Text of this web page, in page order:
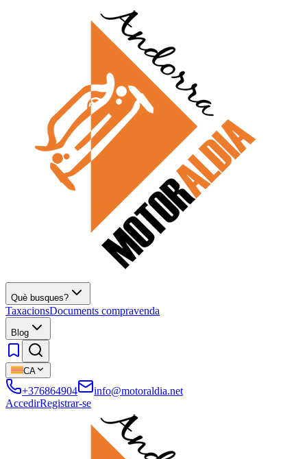
Què busques?
TaxacionsDocuments compravenda
Blog
CA
+376864904
info@motoraldia.net
AccedirRegistrar-se